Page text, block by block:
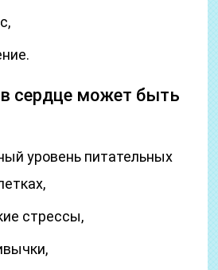
сердце может быть
уровень питательных
стрессы,